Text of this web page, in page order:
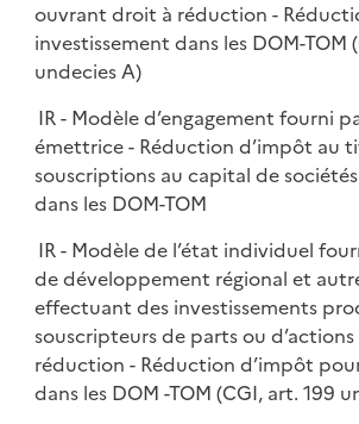
ouvrant droit à réduction -
investissement dans les DOM-TOM
undecies A)
IR - Modèle d’engagement fourni
émettrice - Réduction d’impôt au
souscriptions au capital de
dans les DOM-TOM
IR - Modèle de l’état individuel
de développement régional et
effectuant des investissements
souscripteurs de parts ou
réduction - Réduction d’impôt
dans les DOM -TOM (CGI, art. 199